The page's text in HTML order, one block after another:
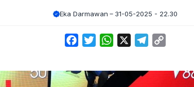
Eka Darmawan 31-05-2025 - 22.30
FacebookTwitterWhatsApp Telegram